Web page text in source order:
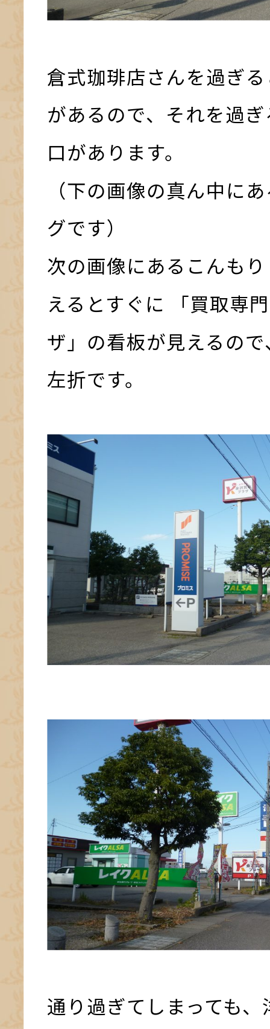
倉式珈琲店さんを過ぎ
があるので、それを過
口があります。
（下の画像の真ん中に
グです）
次の画像にあるこんも
えるとすぐに 「買取専
ザ」の看板が見えるの
左折です。
通り過ぎてしまっても